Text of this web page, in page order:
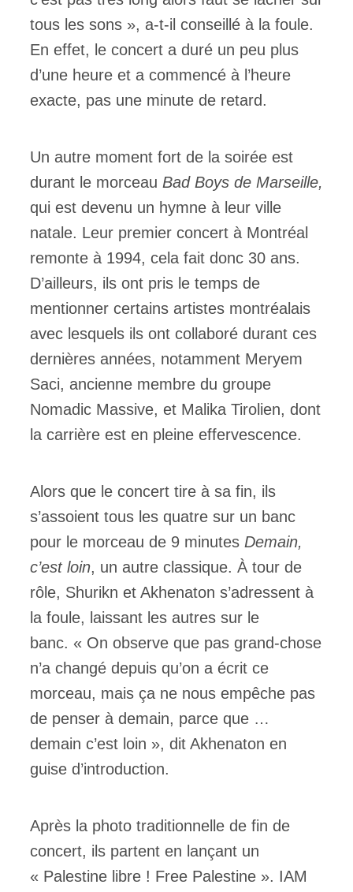
tous les sons », a-t-il conseillé à la foule.
En effet, le concert a duré un peu plus
d’une heure et a commencé à l’heure
exacte, pas une minute de retard.
Un autre moment fort de la soirée est
durant le morceau Bad Boys de Marseille,
qui est devenu un hymne à leur ville
natale. Leur premier concert à Montréal
remonte à 1994, cela fait donc 30 ans.
D’ailleurs, ils ont pris le temps de
mentionner certains artistes montréalais
avec lesquels ils ont collaboré durant ces
dernières années, notamment Meryem
Saci, ancienne membre du groupe
Nomadic Massive, et Malika Tirolien, dont
la carrière est en pleine effervescence.
Alors que le concert tire à sa fin, ils
s’assoient tous les quatre sur un banc
pour le morceau de 9 minutes Demain,
c’est loin, un autre classique. À tour de
rôle, Shurikn et Akhenaton s’adressent à
la foule, laissant les autres sur le
banc. « On observe que pas grand-chose
n’a changé depuis qu’on a écrit ce
morceau, mais ça ne nous empêche pas
de penser à demain, parce que …
demain c’est loin », dit Akhenaton en
guise d’introduction.
Après la photo traditionnelle de fin de
concert, ils partent en lançant un
« Palestine libre ! Free Palestine ». IAM